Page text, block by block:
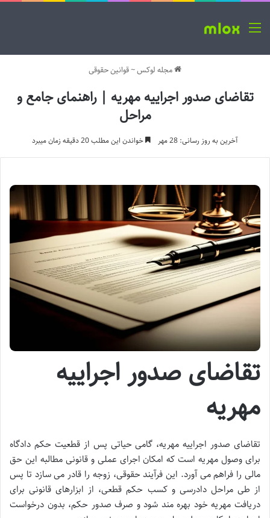
منو
مجله لوکس~قوانین حقوقی
تقاضای صدور اجراییه مهریه | راهنمای جامع و
مراحل
آخرین به روز رسانی: 28 مهر خواندن این مطلب 20 دقیقه زمان میبرد
تقاضای صدور اجراییه
مهریه
تقاضای صدور اجراییه مهریه، گامی حیاتی پس از قطعیت حکم دادگاه
برای وصول مهریه است که امکان اجرای عملی و قانونی مطالبه این حق
مالی را فراهم می آورد. این فرآیند حقوقی، زوجه را قادر می سازد تا پس
از طی مراحل دادرسی و کسب حکم قطعی، از ابزارهای قانونی برای
دریافت مهریه خود بهره مند شود و صرف صدور حکم، بدون درخواست